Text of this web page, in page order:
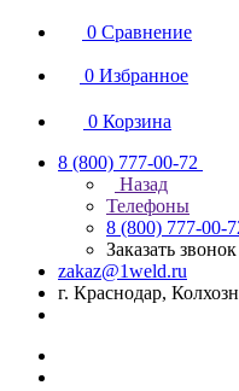
0 Сравнение
0 Избранное
0 Корзина
8 (800) 777-00-72
Назад
Телефоны
8 (800) 777-00-
Заказать звонок
zakaz@1weld.ru
г. Краснодар,